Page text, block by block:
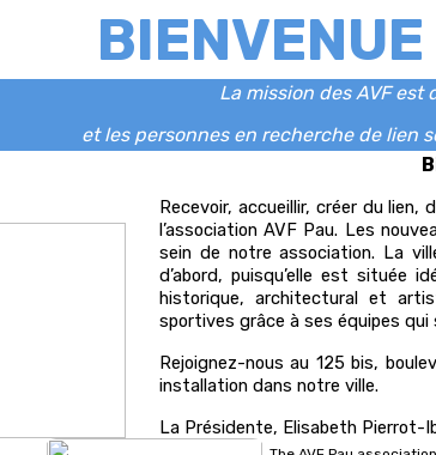
La mission des AVF
et les personnes en recherche de lien
Recevoir, accueillir, créer du
l’association AVF Pau. Les
sein de notre association. La
d’abord, puisqu’elle est située
historique, architectural et
sportives grâce à ses équipes
Rejoignez-nous au 125 bis,
installation dans notre ville.
La Présidente, Elisabeth Pierrot-